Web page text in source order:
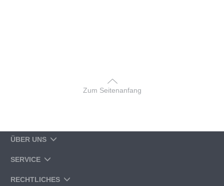
Zum Seitenanfang
ÜBER UNS
SERVICE
RECHTLICHES